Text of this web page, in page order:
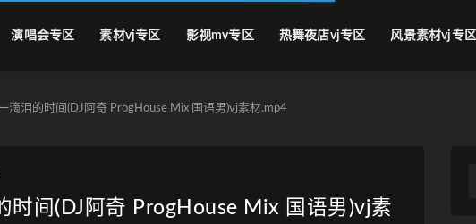
演唱会专区 素材vj专区 影视mv专区 热舞夜店vj专区 风景素材vj专区
滴泪的时间(DJ阿奇 ProgHouse Mix 国语男)vj素材.mp4
时间(DJ阿奇 ProgHouse Mix 国语男)vj素